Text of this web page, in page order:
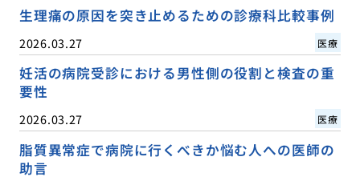
生理痛の原因を突き止めるための診療科比較事例
2026.03.27 医療
妊活の病院受診における男性側の役割と検査の重
要性
2026.03.27 医療
脂質異常症で病院に行くべきか悩む人への医師の
助言